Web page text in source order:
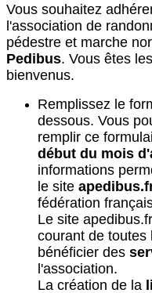
Vous souhaitez
l'association de
pédestre et marche
Pedibus. Vous êtes les
bienvenus.
Remplissez le
dessous. Vous
remplir ce
début du mois
informations
le site
fédération
Le site
courant de toutes
bénéficier des
l'association.
La création de la